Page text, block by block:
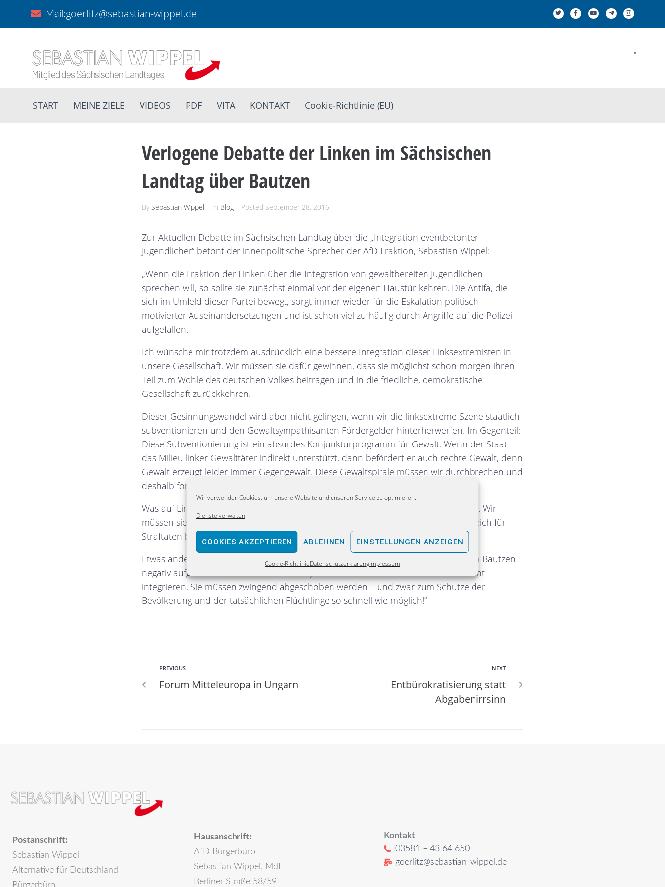
Wir verwenden Cookies, um unsere Website und unseren Service zu optimieren.
Dienste verwalten
COOKIES AKZEPTIEREN ABLEHNEN EINSTELLUNGEN ANZEIGEN
Cookie-RichtlinieDatenschutzerklärungImpressum
Mail:goerlitz@sebastian-wippel.de
.
START MEINE ZIELE VIDEOS PDF VITA KONTAKT Cookie-Richtlinie (EU)
Verlogene Debatte der Linken im Sächsischen
Landtag über Bautzen
By Sebastian Wippel In Blog Posted September 28, 2016
Zur Aktuellen Debatte im Sächsischen Landtag über die „Integration eventbetonter
Jugendlicher“ betont der innenpolitische Sprecher der AfD-Fraktion, Sebastian Wippel:
„Wenn die Fraktion der Linken über die Integration von gewaltbereiten Jugendlichen
sprechen will, so sollte sie zunächst einmal vor der eigenen Haustür kehren. Die Antifa, die
sich im Umfeld dieser Partei bewegt, sorgt immer wieder für die Eskalation politisch
motivierter Auseinandersetzungen und ist schon viel zu häufig durch Angriffe auf die Polizei
aufgefallen.
Ich wünsche mir trotzdem ausdrücklich eine bessere Integration dieser Linksextremisten in
unsere Gesellschaft. Wir müssen sie dafür gewinnen, dass sie möglichst schon morgen ihren
Teil zum Wohle des deutschen Volkes beitragen und in die friedliche, demokratische
Gesellschaft zurückkehren.
Dieser Gesinnungswandel wird aber nicht gelingen, wenn wir die linksextreme Szene staatlich
subventionieren und den Gewaltsympathisanten Fördergelder hinterherwerfen. Im Gegenteil:
Diese Subventionierung ist ein absurdes Konjunkturprogramm für Gewalt. Wenn der Staat
das Milieu linker Gewalttäter indirekt unterstützt, dann befördert er auch rechte Gewalt, denn
Gewalt erzeugt leider immer Gegengewalt. Diese Gewaltspirale müssen wir durchbrechen und
deshalb fordere ich, dem linksradikalen Milieu den Geldhahn zuzudrehen!
Was auf Linksextremisten zutrifft, gilt selbstverständlich auch für Rechtsextremisten. Wir
müssen sie zurückgewinnen für die demokratische Gesellschaft und trotzdem zugleich für
Straftaten bestrafen.
Etwas anders sieht es dagegen bei den gewalttätigen, jungen Ausländern aus, die in Bautzen
negativ aufgefallen sind. Gewaltbereite Asylbewerber dürfen wir in Deutschland nicht
integrieren. Sie müssen zwingend abgeschoben werden – und zwar zum Schutze der
Bevölkerung und der tatsächlichen Flüchtlinge so schnell wie möglich!“
PREVIOUS
Forum Mitteleuropa in Ungarn
NEXT
Entbürokratisierung statt
Abgabenirrsinn
Postanschrift:
Sebastian Wippel
Alternative für Deutschland
Bürgerbüro
Hausanschrift:
AfD Bürgerbüro
Sebastian Wippel, MdL
Berliner Straße 58/59
Kontakt
03581 – 43 64 650
goerlitz@sebastian-wippel.de